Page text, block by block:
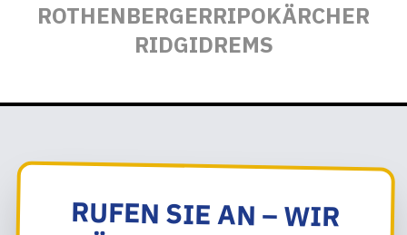
ROTHENBERGERRIPOKÄRCHER
RIDGIDREMS
RUFEN SIE AN – WIR
KLÄREN DAS PROBLEM